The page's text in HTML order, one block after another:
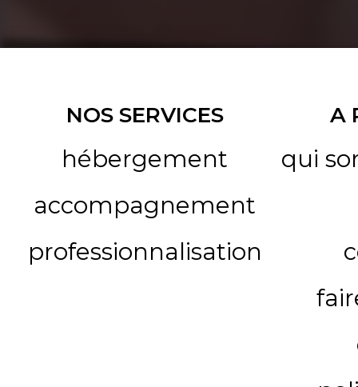
NOS SERVICES
hébergement
accompagnement
professionnalisation
A
qui